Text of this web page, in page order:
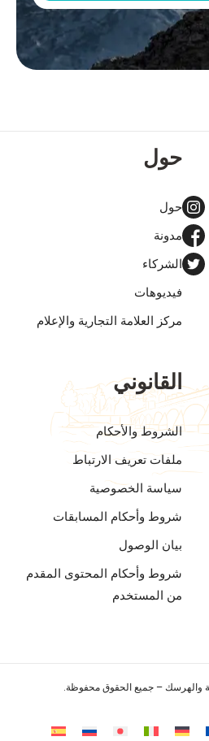
حول
حول
مدونة
الشركاء
فيديوهات
مركز العلامة التجارية والإعلام
القانوني
الشروط والأحكام
ملفات تعريف الارتباط
سياسة الخصوصية
شروط وأحكام المسابقات
بيان الوصول
شروط وأحكام المحتوى المقدم
من المستخدم